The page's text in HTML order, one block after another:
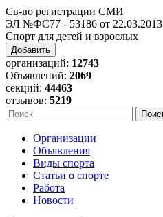
Св-во регистрации СМИ
ЭЛ №ФС77 - 53186 от 22.03.2013
Спорт для детей и взрослых
Добавить
организаций: 12743
Объявлений: 2069
секций: 44463
отзывов: 5219
Организации
Объявления
Виды спорта
Статьи о спорте
Работа
Новости